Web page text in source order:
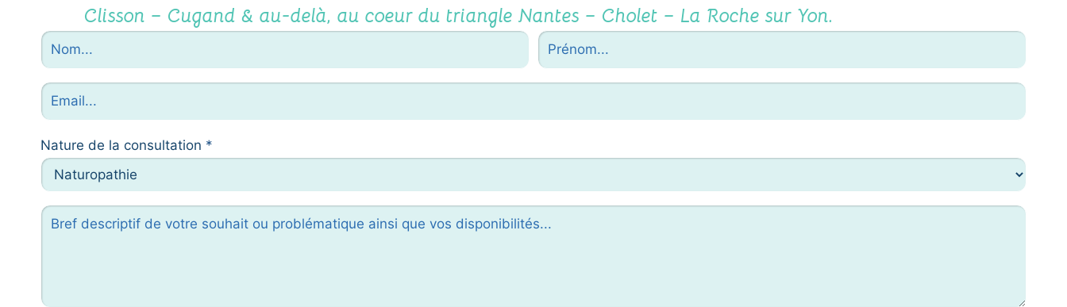
Clisson – Cugand & au-delà, au coeur du triangle Nantes – Cholet – La Roche sur Yon.
Nature de la consultation *